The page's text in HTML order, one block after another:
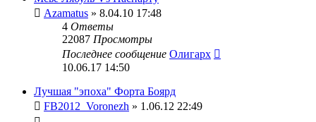
Azamatus » 8.04.10 17:48
4 Ответы
22087 Просмотры
Последнее сообщение Олигарх
10.06.17 14:50
Лучшая "эпоха" Форта Боярд
FB2012_Voronezh » 1.06.12 22:49